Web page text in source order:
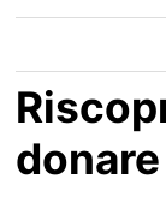
donare